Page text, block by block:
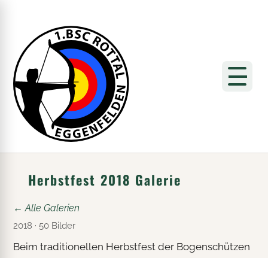
Herbstfest 2018 Galerie
← Alle Galerien
2018 · 50 Bilder
Beim traditionellen Herbstfest der Bogenschützen